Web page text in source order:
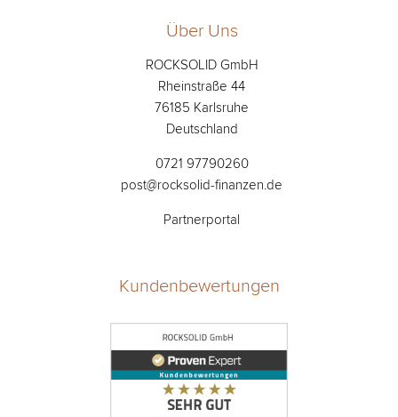
Über Uns
ROCKSOLID GmbH
Rheinstraße 44
76185 Karlsruhe
Deutschland
0721 97790260
post@rocksolid-finanzen.de
Partnerportal
Kundenbewertungen